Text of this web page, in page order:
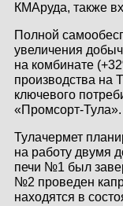
КМАруда, также
Полной
увеличения
на комбинате
производства на
ключевого
«Промсорт-Тула».
Тулачермет
на работу
печи №1 был
№2 проведен
находятся в